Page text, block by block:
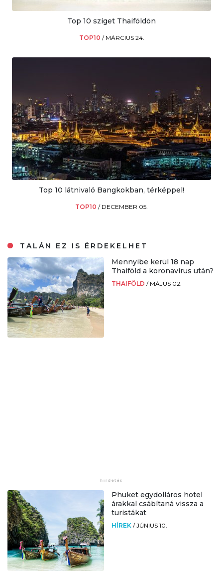
Top 10 sziget Thaiföldön
TOP10 / MÁRCIUS 24.
Top 10 látnivaló Bangkokban, térképpel!
TOP10 / DECEMBER 05.
TALÁN EZ IS ÉRDEKELHET
Mennyibe kerül 18 nap
Thaiföld a koronavírus után?
THAIFÖLD / MÁJUS 02.
Phuket egydolláros hotel
árakkal csábítaná vissza a
turistákat
HÍREK /JÚNIUS 10.